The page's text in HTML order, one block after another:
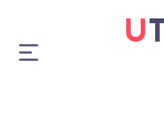
UTA5歌